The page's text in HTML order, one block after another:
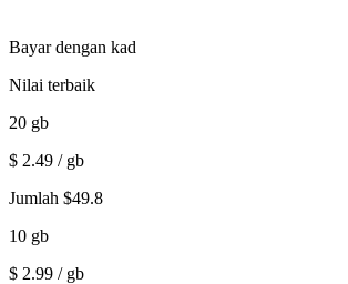
Bayar dengan kad
Nilai terbaik
20 gb
$ 2.49 / gb
Jumlah $49.8
10 gb
$ 2.99 / gb